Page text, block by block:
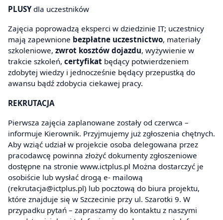
PLUSYdla uczestników
Zajęcia poprowadzą eksperci w dziedzinie IT; uczestnicy
mają zapewnione bezpłatne uczestnictwo, materiały
szkoleniowe, zwrot kosztów dojazdu, wyżywienie w
trakcie szkoleń, certyfikat będący potwierdzeniem
zdobytej wiedzy i jednocześnie będący przepustką do
awansu bądź zdobycia ciekawej pracy.
REKRUTACJA
Pierwsza zajęcia zaplanowane zostały od czerwca –
informuje Kierownik. Przyjmujemy już zgłoszenia chętnych.
Aby wziąć udział w projekcie osoba delegowana przez
pracodawcę powinna złożyć dokumenty zgłoszeniowe
dostępne na stronie www.ictplus.pl Można dostarczyć je
osobiście lub wysłać drogą e- mailową
(rekrutacja@ictplus.pl) lub pocztową do biura projektu,
które znajduje się w Szczecinie przy ul. Szarotki 9. W
przypadku pytań – zapraszamy do kontaktu z naszymi